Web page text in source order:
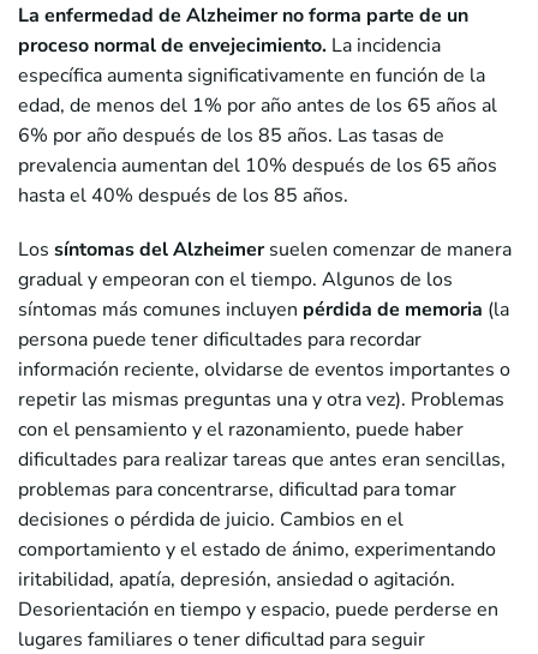
La enfermedad de Alzheimer no forma parte de un
proceso normal de envejecimiento. La incidencia
específica aumenta significativamente en función de la
edad, de menos del 1% por año antes de los 65 años al
6% por año después de los 85 años. Las tasas de
prevalencia aumentan del 10% después de los 65 años
hasta el 40% después de los 85 años.
Los síntomas del Alzheimersuelen comenzar de manera
gradual y empeoran con el tiempo. Algunos de los
síntomas más comunes incluyen pérdida de memoria (la
persona puede tener dificultades para recordar
información reciente, olvidarse de eventos importantes o
repetir las mismas preguntas una y otra vez). Problemas
con el pensamiento y el razonamiento, puede haber
dificultades para realizar tareas que antes eran sencillas,
problemas para concentrarse, dificultad para tomar
decisiones o pérdida de juicio. Cambios en el
comportamiento y el estado de ánimo, experimentando
iritabilidad, apatía, depresión, ansiedad o agitación.
Desorientación en tiempo y espacio, puede perderse en
lugares familiares o tener dificultad para seguir